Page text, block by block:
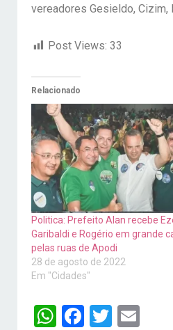
vereadores Gesieldo, Cizim,
Post Views: 33
Relacionado
Politica: Prefeito Alan recebe
Garibaldi e Rogério em grande
pelas ruas de Apodi
28 de agosto de 2022
Em "Cidades"
WhatsApp
Facebook
Twitter